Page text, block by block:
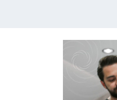
States or
impacts
help
their